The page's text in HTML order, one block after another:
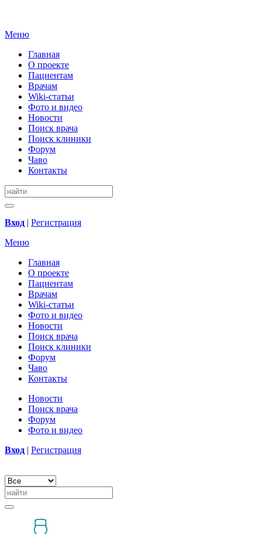
Меню
Главная
О проекте
Пациентам
Врачам
Wiki-статьи
Фото и видео
Новости
Поиск врача
Поиск клиники
Форум
Чаво
Контакты
Вход | Регистрация
Меню
Главная
О проекте
Пациентам
Врачам
Wiki-статьи
Фото и видео
Новости
Поиск врача
Поиск клиники
Форум
Чаво
Контакты
Новости
Поиск врача
Форум
Фото и видео
Вход | Регистрация